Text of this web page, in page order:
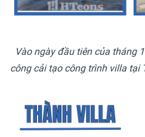
Vào ngày đầu tiên của tháng
công cải tạo công trình villa tại